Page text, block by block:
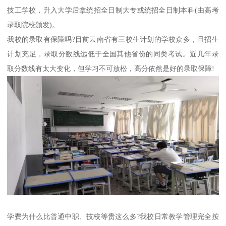
技工学校，升入大学后拿统招全日制大专或统招全日制本科(由高考
录取院校颁发)。
我校的录取有保障吗?目前云南省有三校生计划的学校众多，且招生
计划充足，录取分数线远低于全国其他省份的同类考试。近几年录
取分数线有太大变化，但学习不可放松，高分依然是好的录取保障!
学费为什么比普通中职、技校等贵这么多?我校日常教学管理完全按